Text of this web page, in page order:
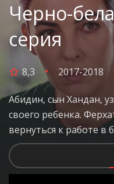
Черно-
серия
8,3 2017-2018
Абидин, сын Хандан,
своего ребенка.
вернуться к работе в